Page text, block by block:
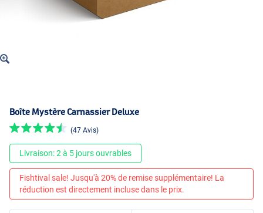
Boîte Mystère Carnassier Deluxe
(47 Avis)
Livraison: 2 à 5 jours ouvrables
Fishtival sale! Jusqu'à 20% de remise supplémentaire! La
réduction est directement incluse dans le prix.